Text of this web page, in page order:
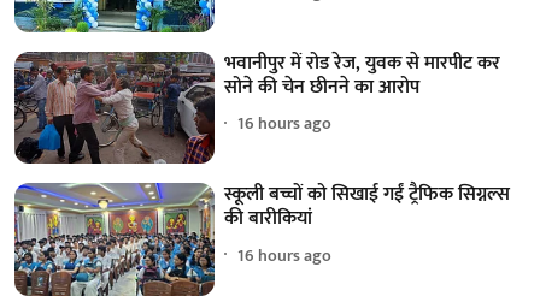
भवानीपुर में रोड रेज, युवक से मारपीट कर
सोने की चेन छीनने का आरोप
16 hours ago
स्कूली बच्चों को सिखाई गईं ट्रैफिक सिग्नल्स
की बारीकियां
16 hours ago